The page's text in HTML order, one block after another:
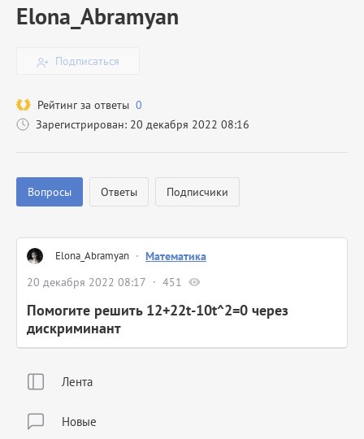
Лента
Новые
Elona_Abramyan
Подписаться
Рейтинг за ответы 0
Зарегистрирован: 20 декабря 2022 08:16
Вопросы Ответы Подписчики
Elona_Abramyan · Математика
20 декабря 2022 08:17
451
Помогите решить 12+22t-10t^2=0 через
дискриминант